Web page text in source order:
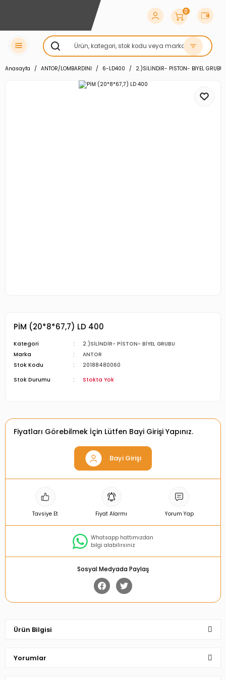
0
Anasayfa ANTOR/LOMBARDINI 6-LD400 2.)SİLİNDİR- PİSTON- BİYEL GRUBU
PİM (20*8*67,7) LD 400
Kategori
2.)SİLİNDİR- PİSTON- BİYEL GRUBU
Marka
ANTOR
Stok Kodu
20188480060
Stok Durumu
Stokta Yok
Fiyatları Görebilmek İçin Lütfen Bayi Girişi Yapınız.
Bayi Girişi
Tavsiye Et Fiyat Alarmı Yorum Yap
Whatsapp hattımızdan
bilgi alabilirsiniz
Sosyal Medyada Paylaş
Ürün Bilgisi
Yorumlar